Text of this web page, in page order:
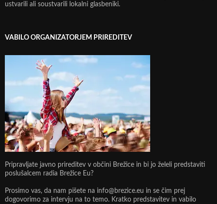
ustvarili ali soustvarili lokalni glasbeniki.
VABILO ORGANIZATORJEM PRIREDITEV
Pripravljate javno prireditev v občini Brežice in bi jo želeli predstaviti
poslušalcem radia Brežice Eu?
Prosimo vas, da nam pišete na info@brezice.eu in se čim prej
dogovorimo za intervju na to temo. Kratko predstavitev in vabilo